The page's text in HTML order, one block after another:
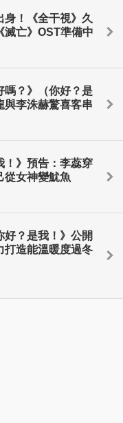
身！《全干視》久
滅亡》OST準備中
嗎？》（你好？是
與李洙赫驚喜客串
！》預告：李蕊穿
從女神變魷魚
好？是我！》公開
打造能溫暖度過冬